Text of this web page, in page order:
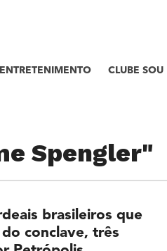
ENTRETENIMENTO CLUBE SOU
Spengler"
brasileiros que
conclave, três